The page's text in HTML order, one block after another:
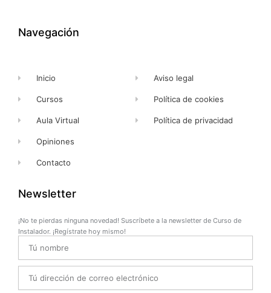
k
-
Navegación
Inicio
Cursos
Aula Virtual
Opiniones
Contacto
Aviso legal
Política de cookies
Política de privacidad
Newsletter
¡No te pierdas ninguna novedad! Suscríbete a la newsletter de Curso de
Instalador. ¡Regístrate hoy mismo!